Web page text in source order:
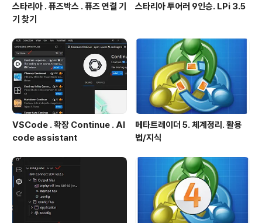
스타리아 . 퓨즈박스 . 퓨즈 연결 기
기 찾기
스타리아 투어러 9인승. LPi 3.5
VSCode . 확장 Continue . AI
code assistant
메타트레이더 5. 체계정리. 활용
법/지식